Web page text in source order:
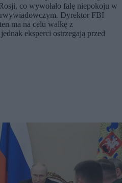
co wywołało falę niepokoju w
Dyrektor FBI
ma na celu walkę z
eksperci ostrzegają przed